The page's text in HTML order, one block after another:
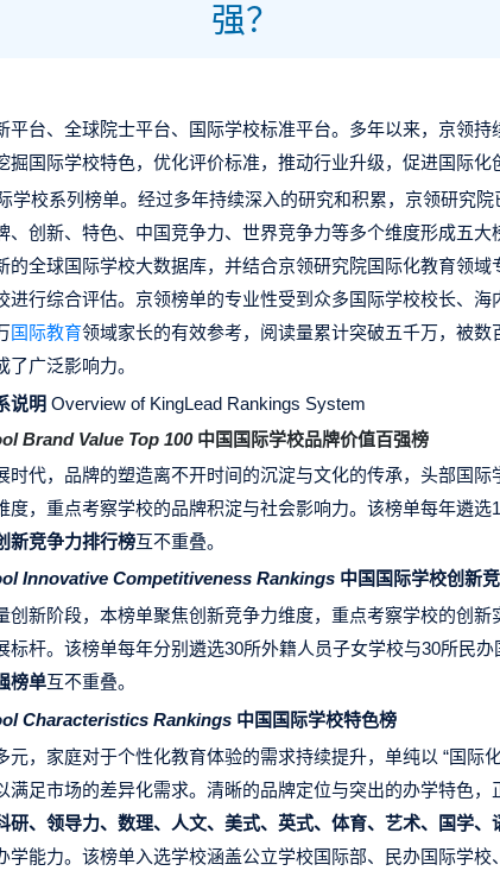
强？
平台、全球院士平台、国际学校标准平台。多年以来，京领持
国际学校特色，优化评价标准，推动行业升级，促进国际化
学校系列榜单。经过多年持续深入的研究和积累，京领研究
、创新、特色、中国竞争力、世界竞争力等多个维度形成五大
的全球国际学校大数据库，并结合京领研究院国际化教育领域
进行综合评估。京领榜单的专业性受到众多国际学校校长、海
国际教育领域家长的有效参考，阅读量累计突破五千万，被数
广泛影响力。
说明 Overview of KingLead Rankings System
Brand Value Top 100 中国国际学校品牌价值百强榜
时代，品牌的塑造离不开时间的沉淀与文化的传承，头部国际
度，重点考察学校的品牌积淀与社会影响力。该榜单每年遴选
新竞争力排行榜互不重叠。
Innovative Competitiveness Rankings 中国国际学校创新
创新阶段，本榜单聚焦创新竞争力维度，重点考察学校的创新
标杆。该榜单每年分别遴选30所外籍人员子女学校与30所民
榜单互不重叠。
Characteristics Rankings 中国国际学校特色榜
，家庭对于个性化教育体验的需求持续提升，单纯以 “国际化
满足市场的差异化需求。清晰的品牌定位与突出的办学特色，
研、领导力、数理、人文、美式、英式、体育、艺术、国学、
学能力。该榜单入选学校涵盖公立学校国际部、民办国际学校